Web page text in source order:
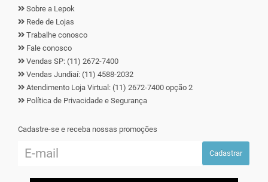
Sobre a Lepok
Rede de Lojas
Trabalhe conosco
Fale conosco
Vendas SP: (11) 2672-7400
Vendas Jundiaí: (11) 4588-2032
Atendimento Loja Virtual: (11) 2672-7400 opção 2
Política de Privacidade e Segurança
Cadastre-se e receba nossas promoções
Cadastrar